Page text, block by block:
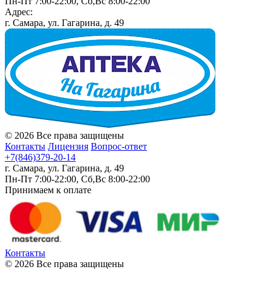
Адрес:
г. Самара, ул. Гагарина, д. 49
© 2026 Все права защищены
Контакты Лицензия Вопрос-ответ
+7(846)379-20-14
г. Самара, ул. Гагарина, д. 49
Пн-Пт 7:00-22:00, Сб,Вс 8:00-22:00
Принимаем к оплате
Контакты
© 2026 Все права защищены